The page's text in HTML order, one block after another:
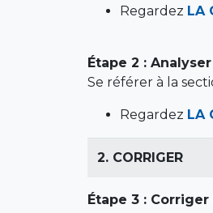
Regardez LA
Étape 2 :
Se référer à la
Regardez LA
2. CORRIGER
Étape 3 :